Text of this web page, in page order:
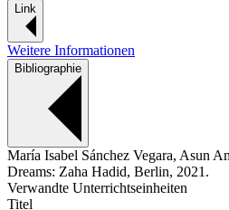
Link
Weitere Informationen
Bibliographie
María Isabel Sánchez Vegara, Asun
Dreams: Zaha Hadid, Berlin, 2021.
Verwandte Unterrichtseinheiten
Titel